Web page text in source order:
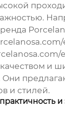
и
Они
и стилей.
и